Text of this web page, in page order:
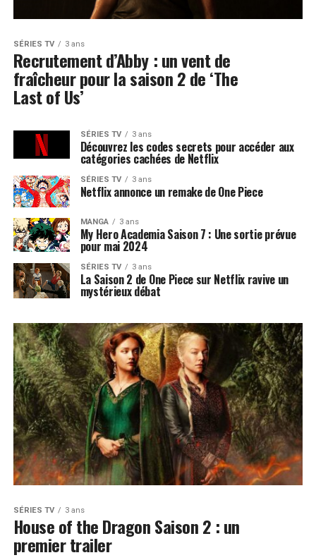
SÉRIES TV 3 ans
Recrutement d’Abby : un vent de
fraîcheur pour la saison 2 de ‘The
Last of Us’
SÉRIES TV 3 ans
Découvrez les codes secrets pour accéder aux
catégories cachées de Netflix
SÉRIES TV 3 ans
Netflix annonce un remake de One Piece
MANGA 3 ans
My Hero Academia Saison 7 : Une sortie prévue
pour mai 2024
SÉRIES TV 3 ans
La Saison 2 de One Piece sur Netflix ravive un
mystérieux débat
SÉRIES TV 3 ans
House of the Dragon Saison 2 : un
premier trailer